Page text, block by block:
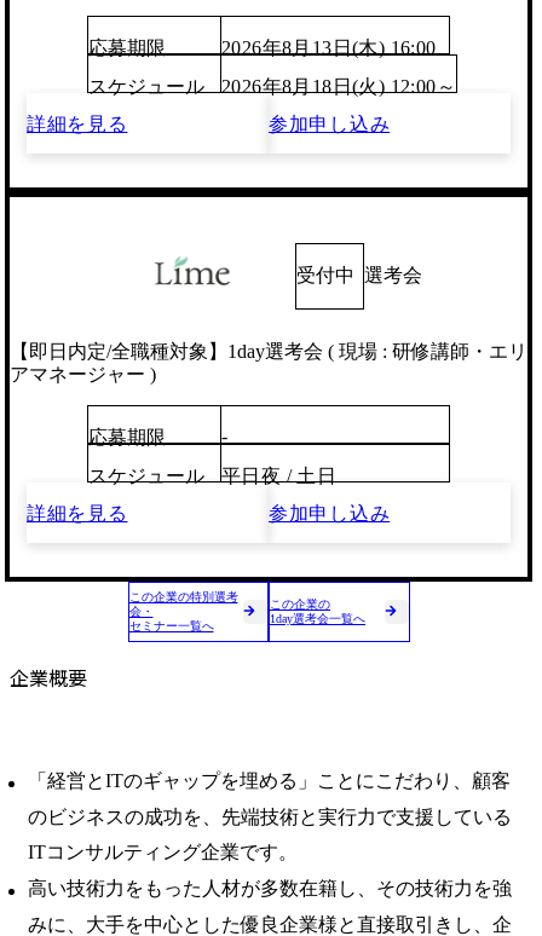
応募期限
2026年8月13日(木) 16:00
スケジュール
2026年8月18日(火) 12:00～
詳細を見る
参加申し込み
受付中 選考会
【即日内定/全職種対象】1day選考会 ( 現場 : 研修講師・エリ
アマネージャー )
応募期限
-
スケジュール
平日夜 / 土日
詳細を見る
参加申し込み
この企業の特別選考
会・
セミナー一覧へ
この企業の
1day選考会一覧へ
企業概要
「経営とITのギャップを埋める」ことにこだわり、顧客
のビジネスの成功を、先端技術と実行力で支援している
ITコンサルティング企業です。
高い技術力をもった人材が多数在籍し、その技術力を強
みに、大手を中心とした優良企業様と直接取引きし、企